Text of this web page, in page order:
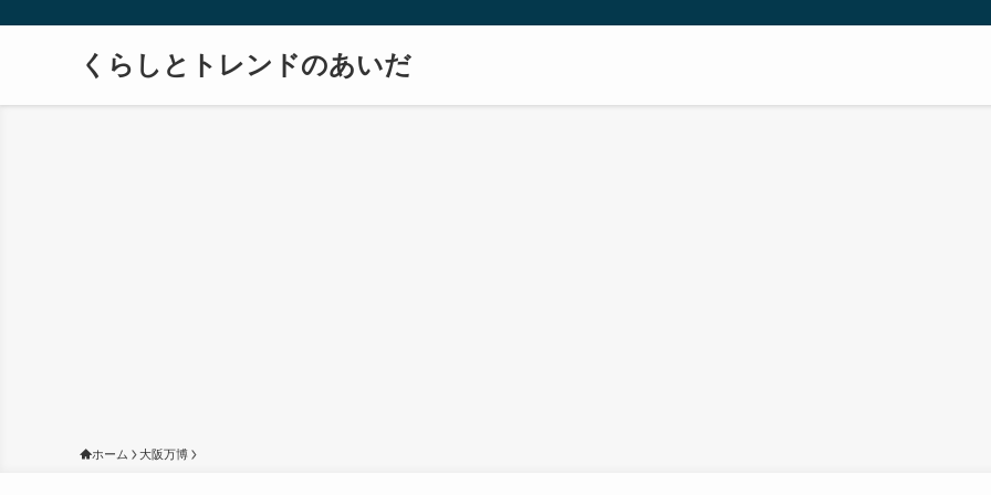
くらしとトレンドのあいだ
ホーム 大阪万博